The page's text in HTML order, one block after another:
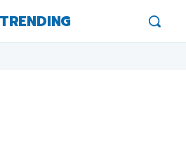
TRENDING